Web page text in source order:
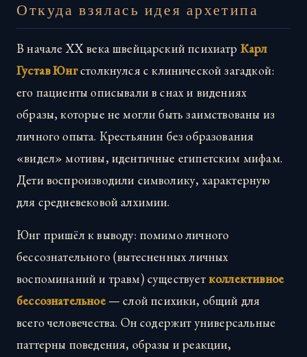
Откуда взялась идея архетипа
В начале XX века швейцарский психиатр Карл
Густав Юнгстолкнулся с клинической загадкой:
его пациенты описывали в снах и видениях
образы, которые не могли быть заимствованы из
личного опыта. Крестьянин без образования
«видел» мотивы, идентичные египетским мифам.
Дети воспроизводили символику, характерную
для средневековой алхимии.
Юнг пришёл к выводу: помимо личного
бессознательного (вытесненных личных
воспоминаний и травм) существует коллективное
бессознательное— слой психики, общий для
всего человечества. Он содержит универсальные
паттерны поведения, образы и реакции,